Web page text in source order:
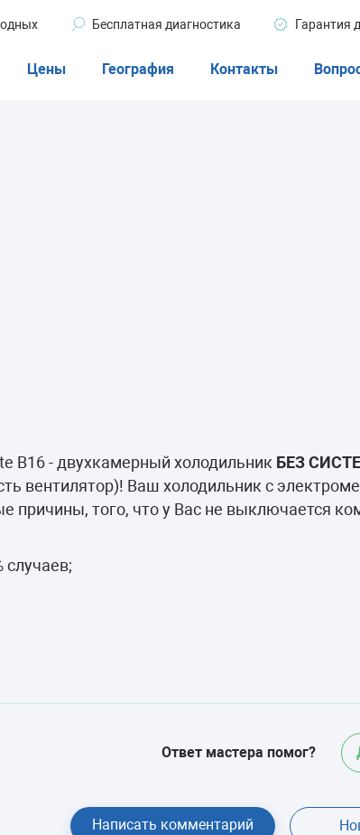
Бесплатная диагностика Гарантия
Цены География Контакты
B16 - двухкамерный холодильник БЕЗ
вентилятор)! Ваш холодильник с
того, что у Вас не выключается
случаев;
Ответ мастера помог?
Написать комментарий